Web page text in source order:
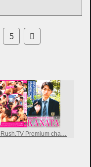
5
次
Rush.TV Premium cha…